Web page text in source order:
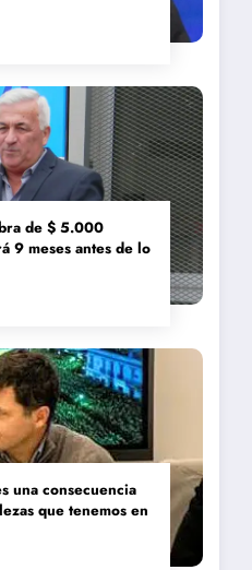
de $ 5.000
9 meses antes de lo
una consecuencia
que tenemos en